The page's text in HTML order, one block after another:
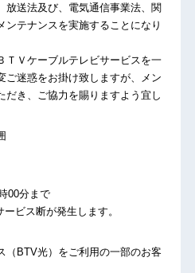
放送法及び、電気通信事業法、関
ンテナンスを実施することになり
ＴＶケーブルテレビサービスを一
ご迷惑をお掛け致しますが、メン
だき、ご協力を賜りますよう宜し
00分まで
ビス断が発生します。
（BTV光）をご利用の一部のお客